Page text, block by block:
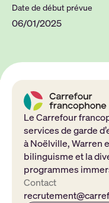
Date de début prévue
06/01/2025
Le Carrefour
services de garde
à Noëlville, Warren
bilinguisme et la
programmes
Contact